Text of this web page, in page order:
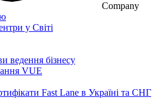
Company
у Світі
ведення бізнесу
VUE
Fast Lane в Україні та СНГ